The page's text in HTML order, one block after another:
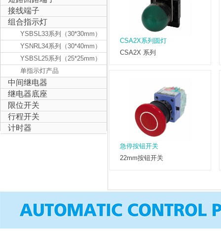
接线端子
组合指示灯
YSBSL33系列（30*30mm）
YSNRL34系列（30*40mm）
YSBSL25系列（25*25mm）
单指示灯产品
中间继电器
继电器底座
限位开关
行程开关
计时器
CSA2X系列圆灯
CSA2X 系列
急停按钮开关
22mm按钮开关